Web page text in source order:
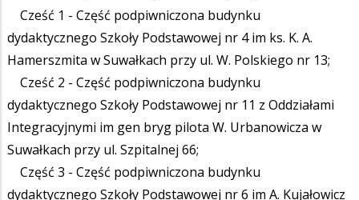
Cześć 1 - Część podpiwniczona budynku
dydaktycznego Szkoły Podstawowej nr 4 im ks. K. A.
Hamerszmita w Suwałkach przy ul. W. Polskiego nr 13;
Cześć 2 - Część podpiwniczona budynku
dydaktycznego Szkoły Podstawowej nr 11 z Oddziałami
Integracyjnymi im gen bryg pilota W. Urbanowicza w
Suwałkach przy ul. Szpitalnej 66;
Część 3 - Część podpiwniczona budynku
dydaktycznego Szkoły Podstawowej nr 6 im A. Kujałowicz